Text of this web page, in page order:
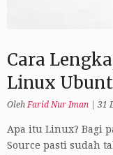
Cara
Linux
OlehFarid Nur Iman 31
Apa itu Linux? Bagi
Source pasti sudah